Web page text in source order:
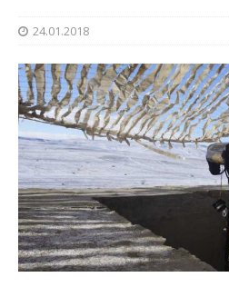
24.01.2018